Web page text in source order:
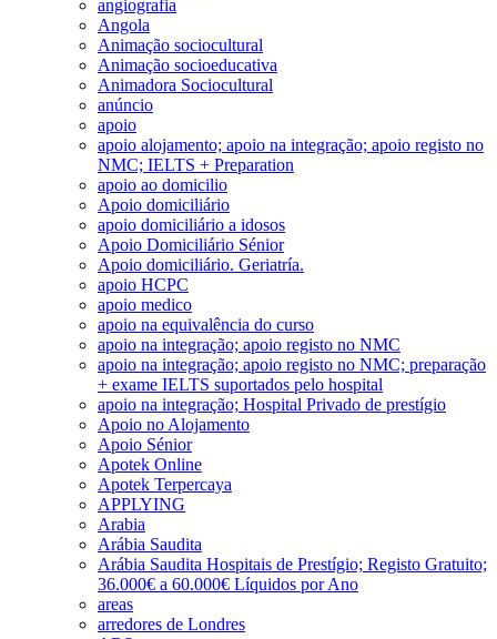
angiografia
Angola
Animação sociocultural
Animação socioeducativa
Animadora Sociocultural
anúncio
apoio
apoio alojamento; apoio na integração; apoio registo no
NMC; IELTS + Preparation
apoio ao domicilio
Apoio domiciliário
apoio domiciliário a idosos
Apoio Domiciliário Sénior
Apoio domiciliário. Geriatría.
apoio HCPC
apoio medico
apoio na equivalência do curso
apoio na integração; apoio registo no NMC
apoio na integração; apoio registo no NMC; preparação
+ exame IELTS suportados pelo hospital
apoio na integração; Hospital Privado de prestígio
Apoio no Alojamento
Apoio Sénior
Apotek Online
Apotek Terpercaya
APPLYING
Arabia
Arábia Saudita
Arábia Saudita Hospitais de Prestígio; Registo Gratuito;
36.000€ a 60.000€ Líquidos por Ano
areas
arredores de Londres